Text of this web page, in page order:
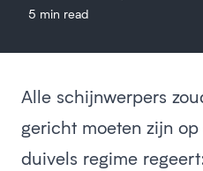
5 min read
Alle schijnwerpers
gericht moeten zijn
duivels regime